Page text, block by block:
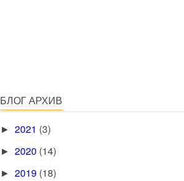
БЛОГ АРХИВ
► 2021 (3)
► 2020 (14)
► 2019 (18)